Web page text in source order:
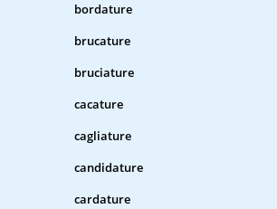
bordature
brucature
bruciature
cacature
cagliature
candidature
cardature